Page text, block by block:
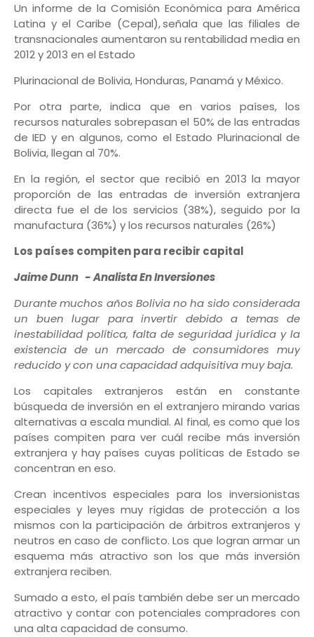
Un informe de la Comisión Económica para América
Latina y el Caribe (Cepal), señala que las filiales de
transnacionales aumentaron su rentabilidad media en
2012 y 2013 en el Estado
Plurinacional de Bolivia, Honduras, Panamá y México.
Por otra parte, indica que en varios países, los
recursos naturales sobrepasan el 50% de las entradas
de IED y en algunos, como el Estado Plurinacional de
Bolivia, llegan al 70%.
En la región, el sector que recibió en 2013 la mayor
proporción de las entradas de inversión extranjera
directa fue el de los servicios (38%), seguido por la
manufactura (36%) y los recursos naturales (26%)
Los países compiten para recibir capital
Jaime Dunn - Analista En Inversiones
Durante muchos años Bolivia no ha sido considerada
un buen lugar para invertir debido a temas de
inestabilidad política, falta de seguridad jurídica y la
existencia de un mercado de consumidores muy
reducido y con una capacidad adquisitiva muy baja.
Los capitales extranjeros están en constante
búsqueda de inversión en el extranjero mirando varias
alternativas a escala mundial. Al final, es como que los
países compiten para ver cuál recibe más inversión
extranjera y hay países cuyas políticas de Estado se
concentran en eso.
Crean incentivos especiales para los inversionistas
especiales y leyes muy rígidas de protección a los
mismos con la participación de árbitros extranjeros y
neutros en caso de conflicto. Los que logran armar un
esquema más atractivo son los que más inversión
extranjera reciben.
Sumado a esto, el país también debe ser un mercado
atractivo y contar con potenciales compradores con
una alta capacidad de consumo.